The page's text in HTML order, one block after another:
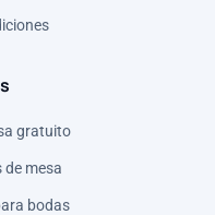
gratuito
de mesa
bodas